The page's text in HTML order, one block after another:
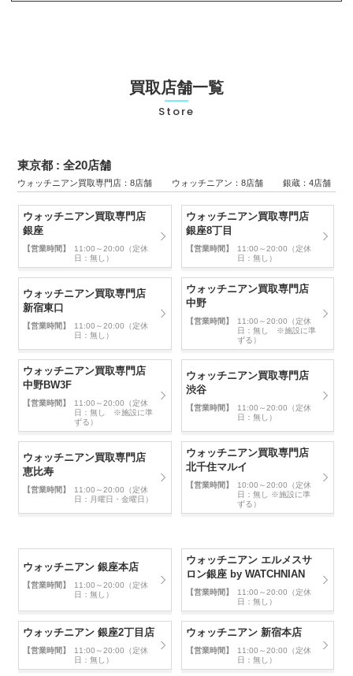
買取店舗一覧
Store
東京都 : 全20店舗
ウォッチニアン買取専門店：8店舗 ウォッチニアン：8店舗 銀蔵：4店舗
ウォッチニアン買取専門店
銀座
【営業時間】
11:00～20:00（定休
日：無し）
ウォッチニアン買取専門店
銀座8丁目
【営業時間】
11:00～20:00（定休
日：無し）
ウォッチニアン買取専門店
新宿東口
【営業時間】
11:00～20:00（定休
日：無し）
ウォッチニアン買取専門店
中野
【営業時間】
11:00～20:00（定休
日：無し ※施設に準
ずる）
ウォッチニアン買取専門店
中野BW3F
【営業時間】
11:00～20:00（定休
日：無し ※施設に準
ずる）
ウォッチニアン買取専門店
渋谷
【営業時間】
11:00～20:00（定休
日：無し）
ウォッチニアン買取専門店
恵比寿
【営業時間】
11:00～20:00（定休
日：月曜日・金曜日）
ウォッチニアン買取専門店
北千住マルイ
【営業時間】
10:00～20:00（定休
日：無し ※施設に準
ずる）
ウォッチニアン 銀座本店
【営業時間】
11:00～20:00（定休
日：無し）
ウォッチニアン エルメスサ
ロン銀座 by WATCHNIAN
【営業時間】
11:00～20:00（定休
日：無し）
ウォッチニアン 銀座2丁目店
【営業時間】
11:00～20:00（定休
日：無し）
ウォッチニアン 新宿本店
【営業時間】
11:00～20:00（定休
日：無し）